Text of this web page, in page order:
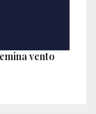
vento